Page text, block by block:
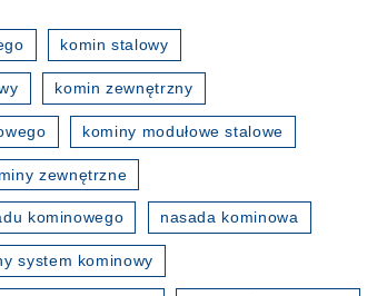
komin stalowy
komin zewnętrzny
kominy modułowe stalowe
zewnętrzne
kominowego nasada kominowa
system kominowy